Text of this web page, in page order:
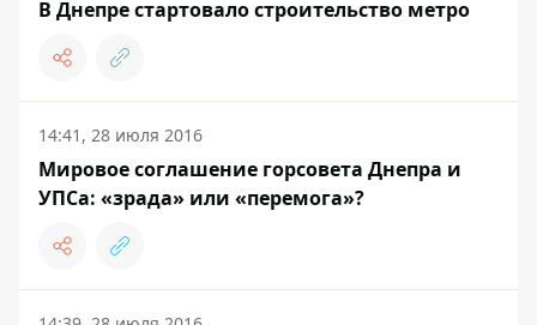
В Днепре стартовало строительство метро
14:41, 28 июля 2016
Мировое соглашение горсовета Днепра и
УПСа: «зрада» или «перемога»?